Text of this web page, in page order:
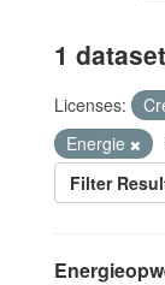
1
Licenses:
Energie
Filter